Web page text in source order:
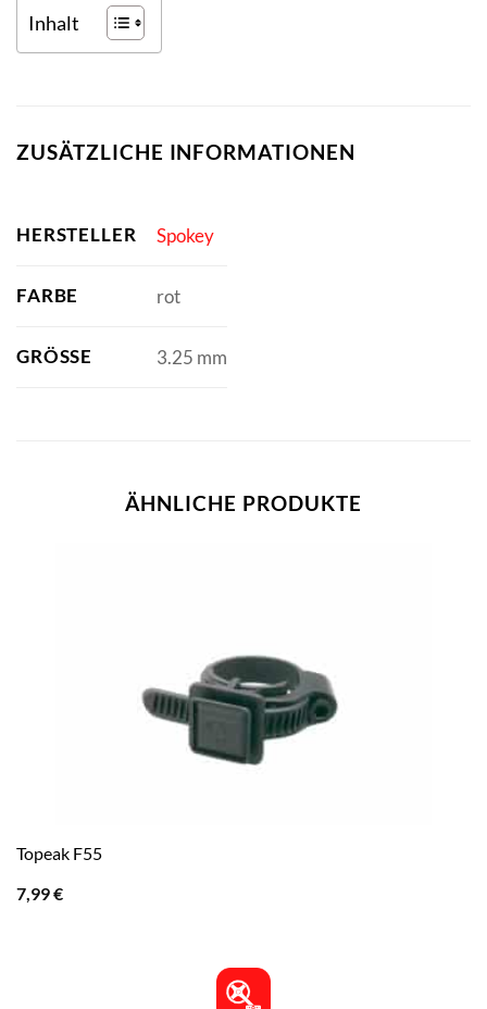
Inhalt
ZUSÄTZLICHE INFORMATIONEN
HERSTELLER Spokey
FARBE rot
GRÖSSE 3.25 mm
ÄHNLICHE PRODUKTE
Topeak F55
7,99€